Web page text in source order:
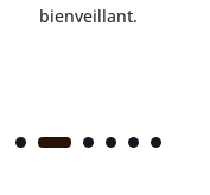
bienveillant.